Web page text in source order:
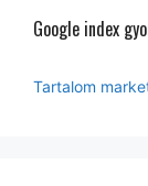
Google index
Tartalom